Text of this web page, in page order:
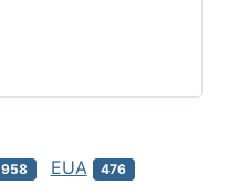
958 EUA 476